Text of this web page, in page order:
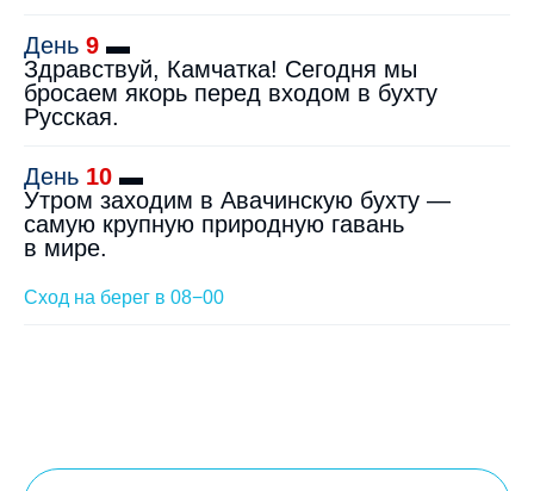
День 9 ▬
Здравствуй, Камчатка! Сегодня мы
бросаем якорь перед входом в бухту
Русская.
День 10 ▬
Утром заходим в Авачинскую бухту —
самую крупную природную гавань
в мире.
Сход на берег в 08−00